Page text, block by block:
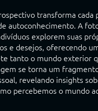
transforma cada
autoconhecimento. A
explorem suas
e desejos, oferecendo
tanto o mundo exterior
se torna um
revelando insights
percebemos o mundo